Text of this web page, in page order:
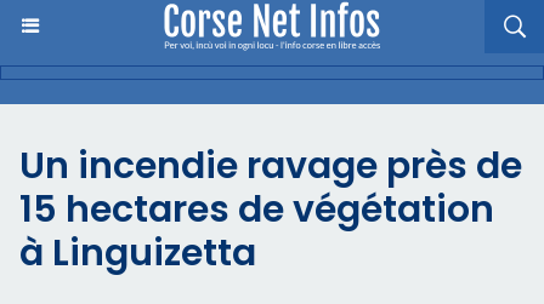
Un incendie ravage près de
15 hectares de végétation
à Linguizetta